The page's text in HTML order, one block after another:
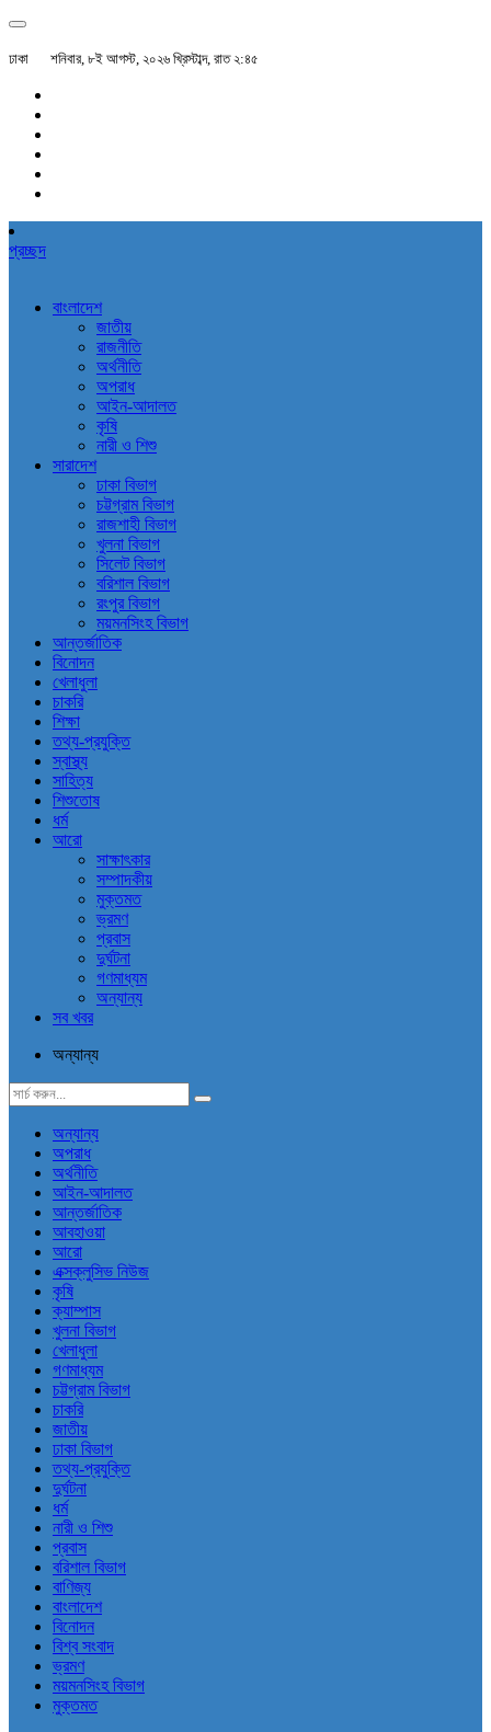
ঢাকা শনিবার, ৮ই আগস্ট, ২০২৬ খ্রিস্টাব্দ, রাত ২:৪৫
প্রচ্ছদ
বাংলাদেশ
জাতীয়
রাজনীতি
অর্থনীতি
অপরাধ
আইন-আদালত
কৃষি
নারী ও শিশু
সারাদেশ
ঢাকা বিভাগ
চট্টগ্রাম বিভাগ
রাজশাহী বিভাগ
খুলনা বিভাগ
সিলেট বিভাগ
বরিশাল বিভাগ
রংপুর বিভাগ
ময়মনসিংহ বিভাগ
আন্তর্জাতিক
বিনোদন
খেলাধুলা
চাকরি
শিক্ষা
তথ্য-প্রযুক্তি
স্বাস্থ্য
সাহিত্য
শিশুতোষ
ধর্ম
আরো
সাক্ষাৎকার
সম্পাদকীয়
মুক্তমত
ভ্রমণ
প্রবাস
দুর্ঘটনা
গণমাধ্যম
অন্যান্য
সব খবর
অন্যান্য
অন্যান্য
অপরাধ
অর্থনীতি
আইন-আদালত
আন্তর্জাতিক
আবহাওয়া
আরো
এক্সক্লুসিভ নিউজ
কৃষি
ক্যাম্পাস
খুলনা বিভাগ
খেলাধুলা
গণমাধ্যম
চট্টগ্রাম বিভাগ
চাকরি
জাতীয়
ঢাকা বিভাগ
তথ্য-প্রযুক্তি
দুর্ঘটনা
ধর্ম
নারী ও শিশু
প্রবাস
বরিশাল বিভাগ
বাণিজ্য
বাংলাদেশ
বিনোদন
বিশ্ব সংবাদ
ভ্রমণ
ময়মনসিংহ বিভাগ
মুক্তমত